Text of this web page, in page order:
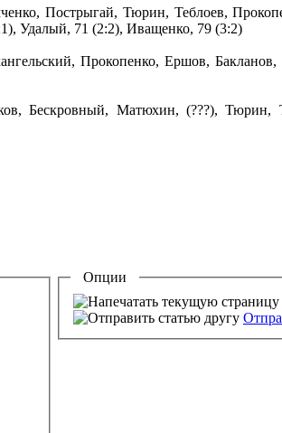
Пострыгай, Тюрин, Теблоев,
Удалый, 71 (2:2), Иващенко, 79 (3:2)
Прокопенко, Ершов,
Бескровный, Матюхин, (???),
Опции